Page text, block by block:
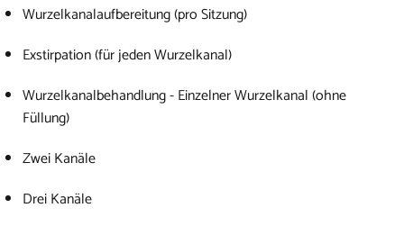
Wurzelkanalaufbereitung (pro Sitzung)
Exstirpation (für jeden Wurzelkanal)
Wurzelkanalbehandlung - Einzelner Wurzelkanal (ohne
Füllung)
Zwei Kanäle
Drei Kanäle